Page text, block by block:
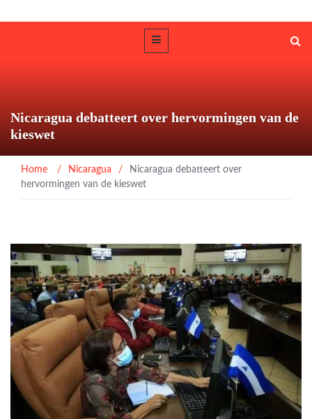
Nicaragua debatteert over hervormingen van de
kieswet
Home / Nicaragua /
Nicaragua debatteert over
hervormingen van de kieswet